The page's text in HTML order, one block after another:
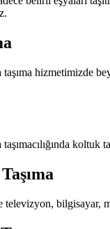
hizmetimizde
bilgisayar,